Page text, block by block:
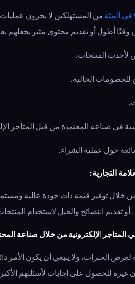
من المستهلكين لا يجرون عمليات
أطول أو تقديم محتوى مثير يجعلهم
التجارية:
خلال توفير قيمة ذات جودة عالية
تقديم النصائح والحيل لاستخدام
المتاجر الإلكترونية من خلال صناعة
الخبرات، ولا ينبغي أن يكون الأمر
غيره للحصول على إجابات لأسئلتهم